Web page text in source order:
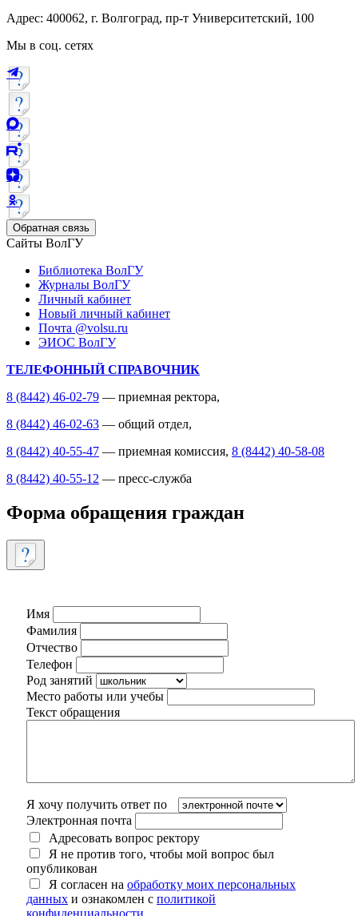
Адрес: 400062, г. Волгоград, пр-т Университетский, 100
Мы в соц. сетях
Обратная связь
Сайты ВолГУ
Библиотека ВолГУ
Журналы ВолГУ
Личный кабинет
Новый личный кабинет
Почта @volsu.ru
ЭИОС ВолГУ
ТЕЛЕФОННЫЙ СПРАВОЧНИК
8 (8442) 46-02-79 — приемная ректора,
8 (8442) 46-02-63 — общий отдел,
8 (8442) 40-55-47 — приемная комиссия, 8 (8442) 40-58-08
8 (8442) 40-55-12 — пресс-служба
Форма обращения граждан
Имя
Фамилия
Отчество
Телефон
Род занятий
Место работы или учебы
Текст обращения
Я хочу получить ответ по
Электронная почта
Адресовать вопрос ректору
Я не против того, чтобы мой вопрос был
опубликован
Я согласен на обработку моих персональных
данных и ознакомлен с политикой